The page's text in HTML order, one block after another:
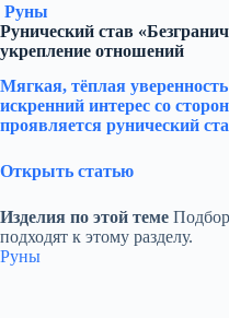
Руны
Рунический став
укрепление отношений
Мягкая, тёплая
искренний интерес со
проявляется рунический
Открыть статью
Изделия по этой теме
подходят к этому разделу.
Руны